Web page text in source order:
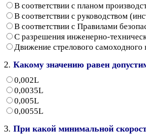
В соответствии с планом
В соответствии с руководством
В соответствии с Правилами
С разрешения инженерно-
Движение стрелового самоходного
2. Какому значению равен
0,002L
0,0035L
0,005L
0,0055L
3. При какой минимальной